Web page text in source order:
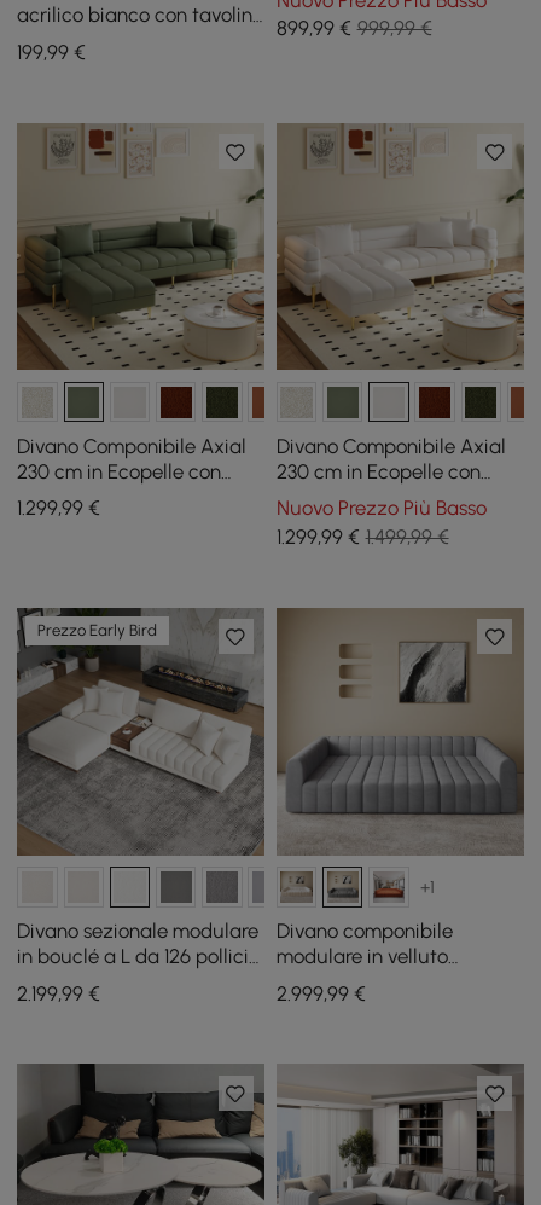
acrilico bianco con tavolino
a forma di C
199,99 €
cassetti
899,99€ 999,99 €
Divano Componibile Axial
230 cm in Ecopelle con
Pouf e Gambe Dorate
1.299,99 €
Divano Componibile Axial
230 cm in Ecopelle con
Pouf e Gambe Dorate
Nuovo Prezzo Più Basso
1.299,99€ 1.499,99 €
Prezzo Early Bird
Divano sezionale modulare
in bouclé a L da 126 pollici
Vewal con chaise longue e
pouf
2.199,99 €
+1
Divano componibile
modulare in velluto
trapuntato a canali da 302
cm 6 pezzi
2.999,99€